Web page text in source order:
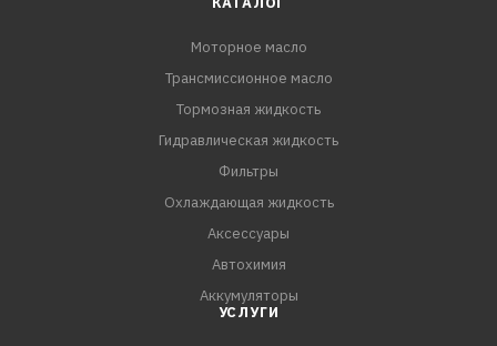
Моторное масло
Трансмиссионное масло
Тормозная жидкость
Гидравлическая жидкость
Фильтры
Охлаждающая жидкость
Аксессуары
Автохимия
Аккумуляторы
УСЛУГИ